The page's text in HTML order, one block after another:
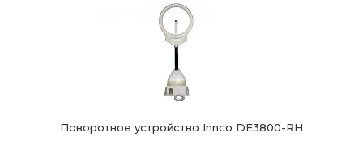
Поворотное устройство Innco DE3800-RH